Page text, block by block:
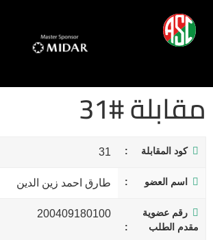
مقابلة #31
كود المقابلة 31
اسم العضو طارق احمد زين الدين
رقم عضوية
مقدم الطلب
200409180100